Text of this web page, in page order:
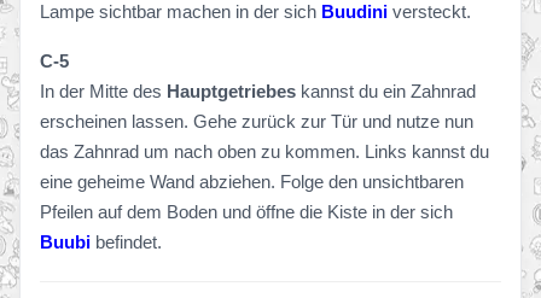
Lampe sichtbar machen in der sich Buudini versteckt.
C-5
In der Mitte des Hauptgetriebes kannst du ein Zahnrad
erscheinen lassen. Gehe zurück zur Tür und nutze nun
das Zahnrad um nach oben zu kommen. Links kannst du
eine geheime Wand abziehen. Folge den unsichtbaren
Pfeilen auf dem Boden und öffne die Kiste in der sich
Buubi befindet.